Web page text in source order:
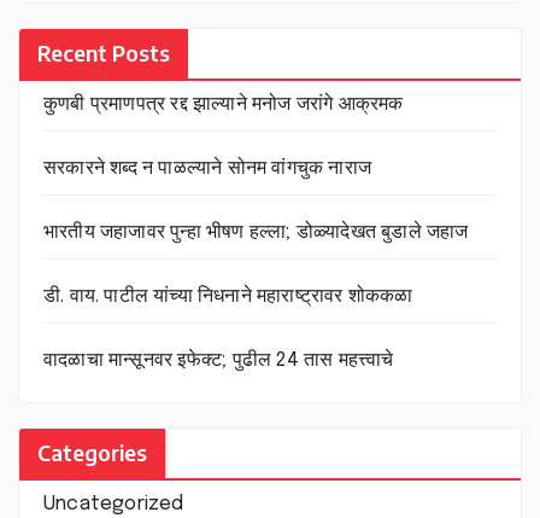
Recent Posts
कुणबी प्रमाणपत्र रद्द झाल्याने मनोज जरांगे आक्रमक
सरकारने शब्द न पाळल्याने सोनम वांगचुक नाराज
भारतीय जहाजावर पुन्हा भीषण हल्ला; डोळ्यादेखत बुडाले जहाज
डी. वाय. पाटील यांच्या निधनाने महाराष्ट्रावर शोककळा
वादळाचा मान्सूनवर इफेक्ट; पुढील 24 तास महत्त्वाचे
Categories
Uncategorized